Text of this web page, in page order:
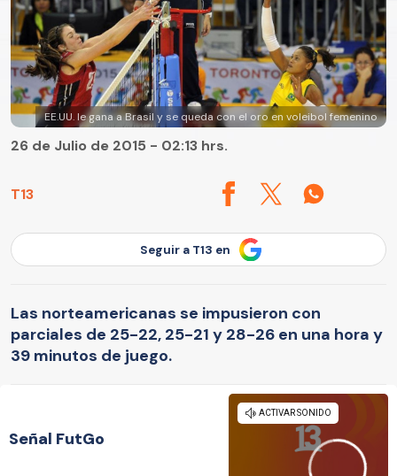
EE.UU. le gana a Brasil y se queda con el oro en voleibol femenino
T13
26 de Julio de 2015 - 02:13 hrs.
Seguir a T13 en
Las norteamericanas se impusieron con
parciales de 25-22, 25-21 y 28-26 en una hora y
39 minutos de juego.
Señal FutGo